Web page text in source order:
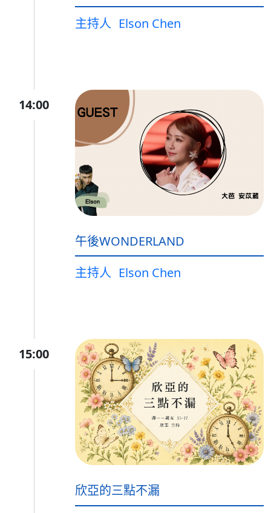
主持人 Elson Chen
14:00
午後WONDERLAND
主持人 Elson Chen
15:00
欣亞的三點不漏